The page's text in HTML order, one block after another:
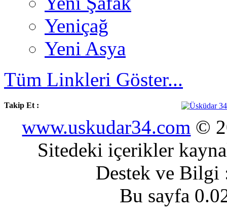
Yeniçağ
Yeni Asya
Tüm Linkleri Göster...
Takip Et :
www.uskudar34.com ©
Sitedeki içerikler
Destek ve
Bu sayfa